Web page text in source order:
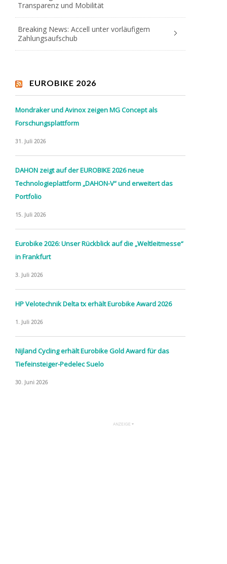
Transparenz und Mobilität
Breaking News: Accell unter vorläufigem
Zahlungsaufschub
EUROBIKE 2026
Mondraker und Avinox zeigen MG Concept als
Forschungsplattform
31. Juli 2026
DAHON zeigt auf der EUROBIKE 2026 neue
Technologieplattform „DAHON-V“ und erweitert das
Portfolio
15. Juli 2026
Eurobike 2026: Unser Rückblick auf die „Weltleitmesse“
in Frankfurt
3. Juli 2026
HP Velotechnik Delta tx erhält Eurobike Award 2026
1. Juli 2026
Nijland Cycling erhält Eurobike Gold Award für das
Tiefeinsteiger-Pedelec Suelo
30. Juni 2026